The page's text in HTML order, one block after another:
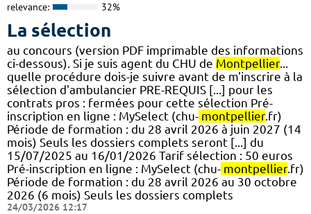
relevance: 32%
La sélection
au concours (version PDF imprimable des informations
ci-dessous). Si je suis agent du CHU de Montpellier...
quelle procédure dois-je suivre avant de m'inscrire à la
sélection d'ambulancier PRE-REQUIS [...] pour les
contrats pros : fermées pour cette sélection Pré-
inscription en ligne : MySelect (chu- montpellier.fr)
Période de formation : du 28 avril 2026 à juin 2027 (14
mois) Seuls les dossiers complets seront [...] du
15/07/2025 au 16/01/2026 Tarif sélection : 50 euros
Pré-inscription en ligne : MySelect (chu- montpellier.fr)
Période de formation : du 28 avril 2026 au 30 octobre
2026 (6 mois) Seuls les dossiers complets
24/03/2026 12:17